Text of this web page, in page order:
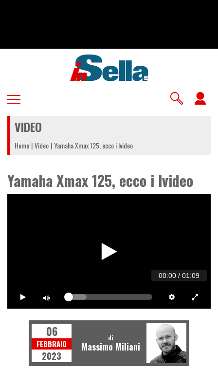
VIDEO
Home Video Yamaha Xmax 125, ecco i lvideo
Yamaha Xmax 125, ecco i lvideo
00:00 / 01:09
06
FEBBRAIO
2023
di
Massimo Miliani